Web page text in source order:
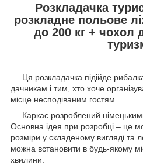
Розкладачка
розкладне польове
до 200 кг + чохол
Ця розкладачка підійде
дачникам і тим, хто хоче
місце несподіваним гостям.
Каркас розроблений
Основна ідея при розробці – це
розміри у складеному вигляді та
можна встановити в будь-якому
хвилини.